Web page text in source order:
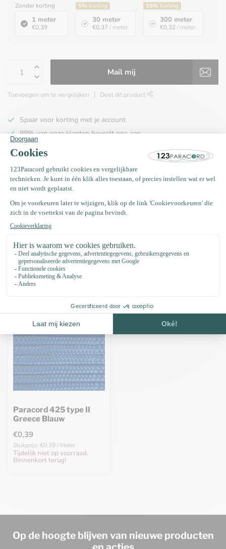
Zonder korting
1 meter
€0,39
5% Korting
30 meter
€0,37 / meter
18% Korting
300 meter
€0,32/ meter
Mail mij
Toevoegen om te vergelijken Deel dit product
Spaar voor korting met je account
99% van onze klanten beveelt ons aan
100% de goedkoopste
Gratis verzending binnen NL vanaf € 65,00!
Productomschrijving
Specificaties
Recent bekeken
Paracord 425 type II
Greece Blauw
€0,39
Stukprijs: €0,39 / Meter
Tijdelijk niet op voorraad.
Binnenkort terug!
Op de hoogte blijven van nieuwe producten